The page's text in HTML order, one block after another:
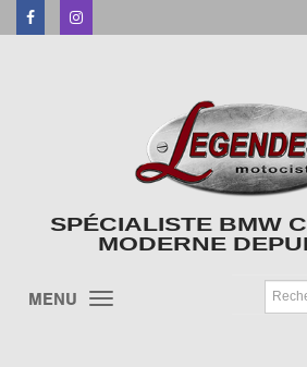
FacebookInstagram
SPÉCIALISTE BMW
MODERNE
MENU